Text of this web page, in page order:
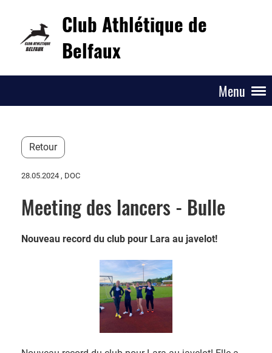
Club Athlétique de
Belfaux
Menu
Retour
28.05.2024 , DOC
Meeting des lancers - Bulle
Nouveau record du club pour Lara au javelot!